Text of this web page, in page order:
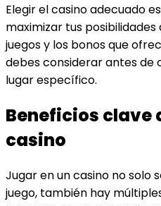
Elegir el casino adecuado
maximizar tus
juegos y los bonos que
debes considerar antes
lugar específico.
Beneficios clave
casino
Jugar en un casino no solo
juego, también hay